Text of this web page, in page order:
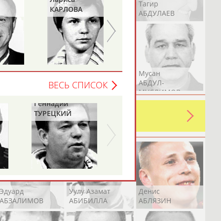
Герман
АБДУЛАЕВ
Рамазан
АБДУЛАЕВ
Тагир
АБДУЛАЕВ
Эмиль
АБДУЛЛИН
Мусан
АБДУЛ-
МУСЛИМОВ
какую-либо ошибку в уже
страны!
Эдуард
АБЗАЛИМОВ
Уулу Азамат
АБИБИЛЛА
Денис
АБЛЯЗИН
КАРЛОВА
ТИМЧЕНКО
ВЕСЬ СПИСОК
Геннадий
ТУРЕЦКИЙ